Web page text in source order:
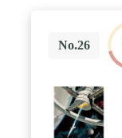
No.26